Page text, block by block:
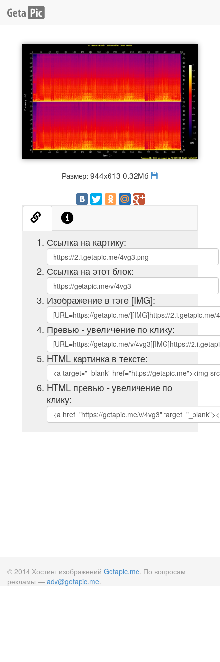
Размер: 944x613 0.32Мб
Ссылка на картику:
Ссылка на этот блок:
Изображение в тэге [IMG]:
Превью - увеличение по клику:
HTML картинка в тексте:
HTML превью - увеличение по
клику:
© 2014 Хостинг изображений Getapic.me. По вопросам
рекламы — adv@getapic.me.